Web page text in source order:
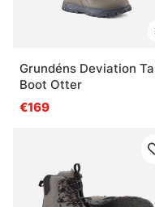
Grundéns Deviation
Boot Otter
€169